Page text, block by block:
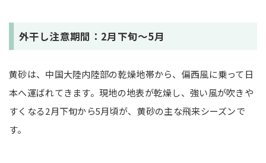
外干し注意期間：2月下旬〜5月
黄砂は、中国大陸内陸部の乾燥地帯から、偏西風に乗って日
本へ運ばれてきます。現地の地表が乾燥し、強い風が吹きや
すくなる2月下旬から5月頃が、黄砂の主な飛来シーズンで
す。